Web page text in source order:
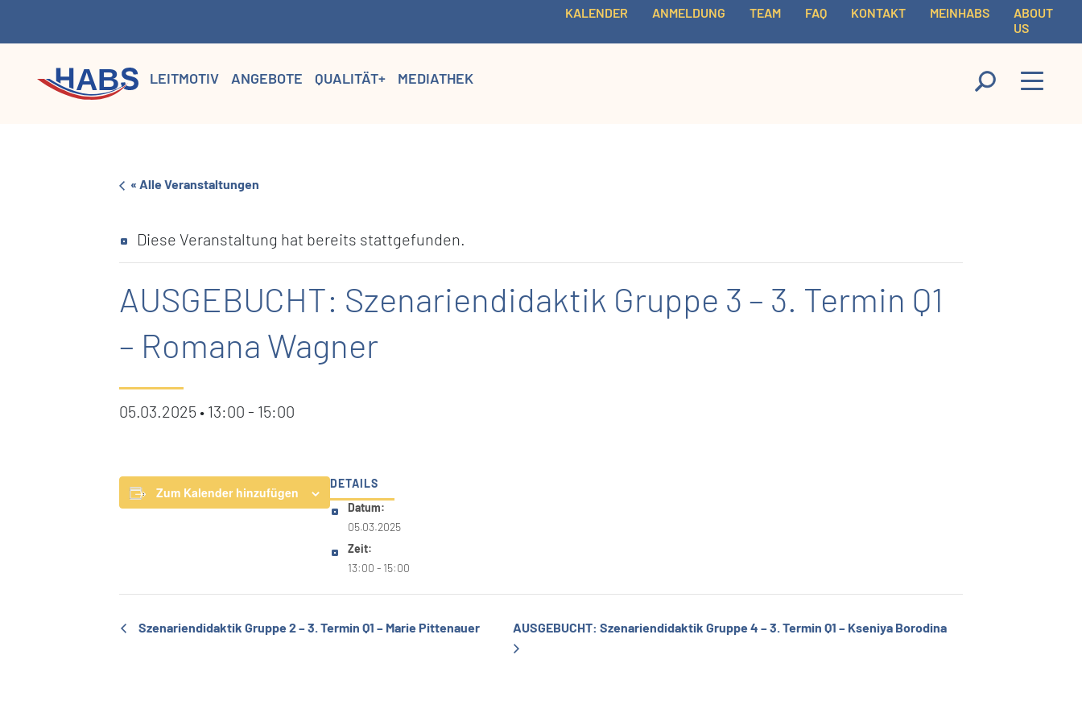
KALENDER ANMELDUNG TEAM FAQ KONTAKT MEINHABS
ABOUT
US
LEITMOTIV ANGEBOTE QUALITÄT+ MEDIATHEK
« Alle Veranstaltungen
Diese Veranstaltung hat bereits stattgefunden.
AUSGEBUCHT: Szenariendidaktik Gruppe 3 – 3. Termin Q1
– Romana Wagner
05.03.2025 • 13:00 - 15:00
Zum Kalender hinzufügen
DETAILS
Datum:
05.03.2025
Zeit:
13:00 - 15:00
Szenariendidaktik Gruppe 2 – 3. Termin Q1 – Marie Pittenauer AUSGEBUCHT: Szenariendidaktik Gruppe 4 – 3. Termin Q1 – Kseniya Borodina